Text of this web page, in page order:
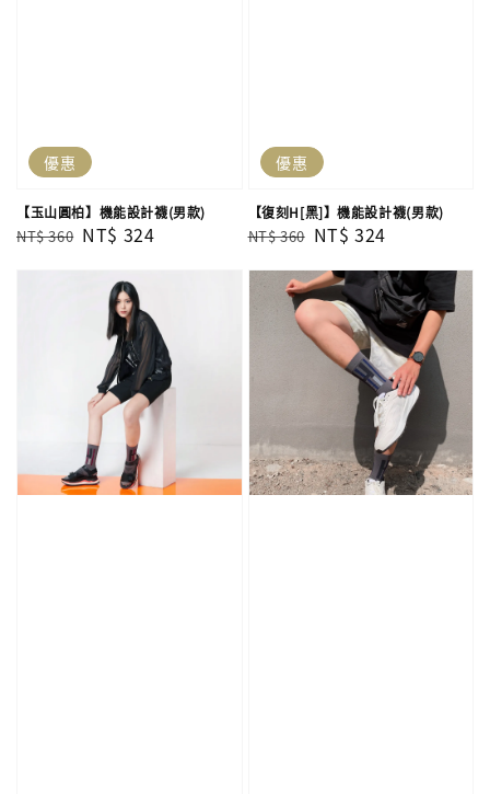
優惠
【玉山圓柏】機能設計襪(男款)
Regular
NT$ 360 Sale
NT$ 324
優惠
【復刻H[黑]】機能設計襪(男款)
Regular
NT$ 360 Sale
NT$ 324